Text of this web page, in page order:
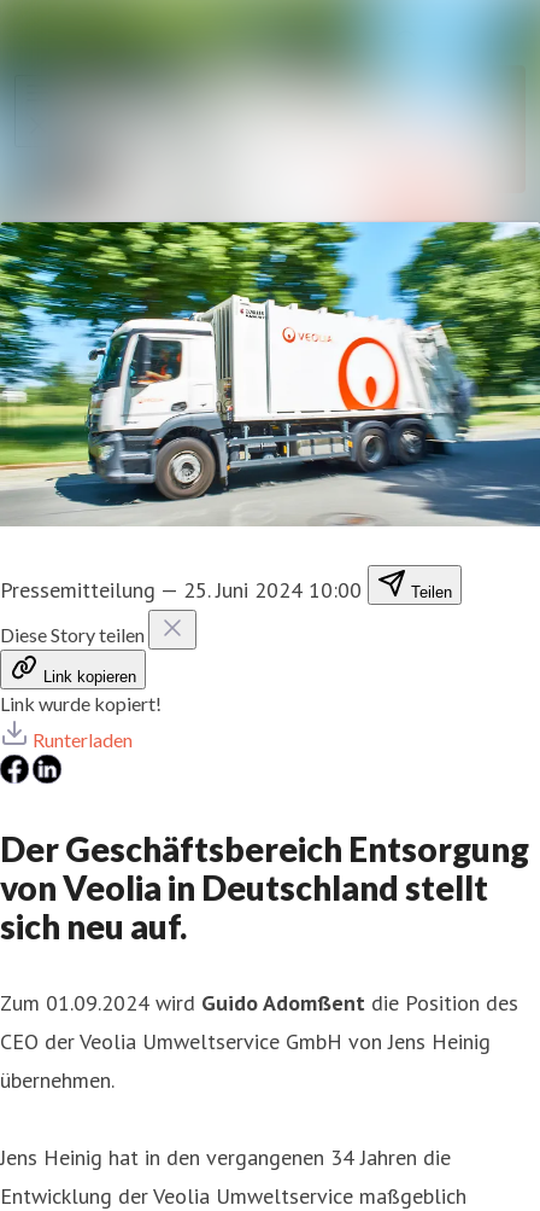
Alle Meldungen
Pressemitteilung — 25. Juni 2024 10:00 Teilen
Diese Story teilen
Link kopieren
Link wurde kopiert!
Runterladen
Der Geschäftsbereich Entsorgung
von Veolia in Deutschland stellt
sich neu auf.
Zum 01.09.2024 wird Guido Adomßent die Position des
CEO der Veolia Umweltservice GmbH von Jens Heinig
übernehmen.
Jens Heinig hat in den vergangenen 34 Jahren die
Entwicklung der Veolia Umweltservice maßgeblich